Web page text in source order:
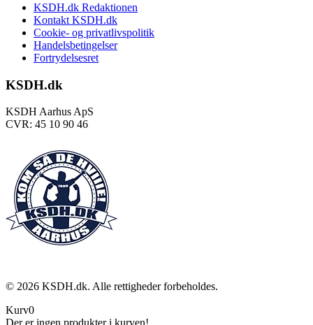
KSDH.dk Redaktionen
Kontakt KSDH.dk
Cookie- og privatlivspolitik
Handelsbetingelser
Fortrydelsesret
KSDH.dk
KSDH Aarhus ApS
CVR: 45 10 90 46
© 2026 KSDH.dk. Alle rettigheder forbeholdes.
Kurv0